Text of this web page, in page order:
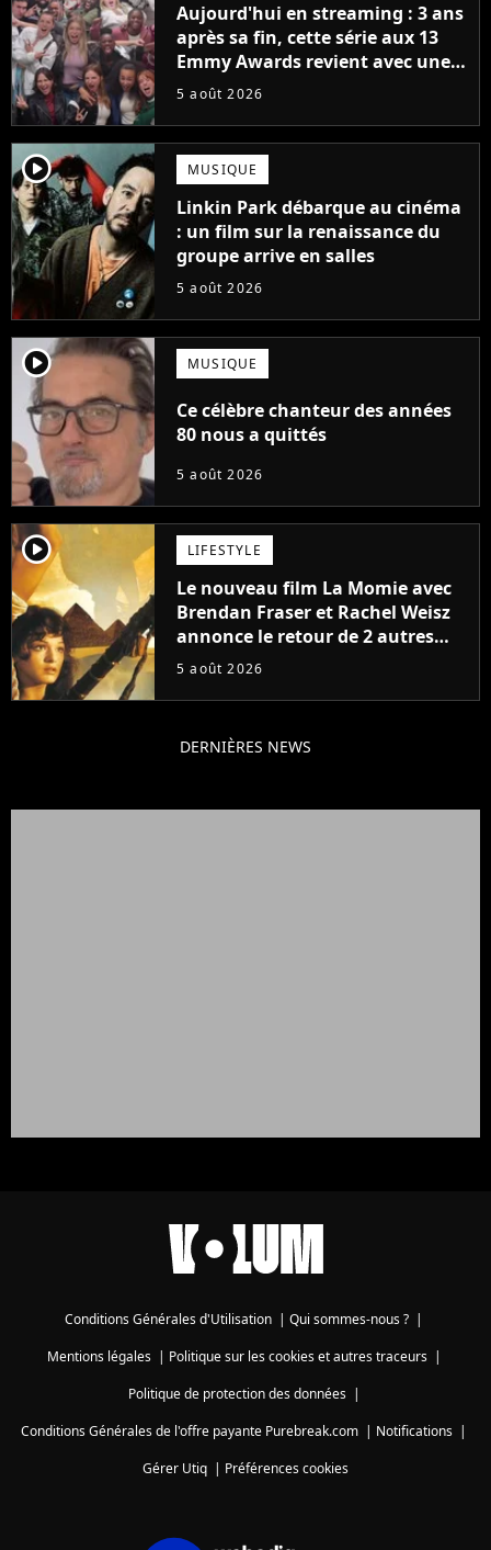
Aujourd'hui en streaming : 3 ans
après sa fin, cette série aux 13
Emmy Awards revient avec une
suite... totalement différente
5 août 2026
player2 MUSIQUE
Linkin Park débarque au cinéma
: un film sur la renaissance du
groupe arrive en salles
5 août 2026
player2 MUSIQUE
Ce célèbre chanteur des années
80 nous a quittés
5 août 2026
player2 LIFESTYLE
Le nouveau film La Momie avec
Brendan Fraser et Rachel Weisz
annonce le retour de 2 autres
personnages emblématiques de
5 août 2026
DERNIÈRES NEWS
Conditions Générales d'Utilisation | Qui sommes-nous ? |
Mentions légales| Politique sur les cookies et autres traceurs|
Politique de protection des données|
Conditions Générales de l'offre payante Purebreak.com | Notifications |
Gérer Utiq | Préférences cookies